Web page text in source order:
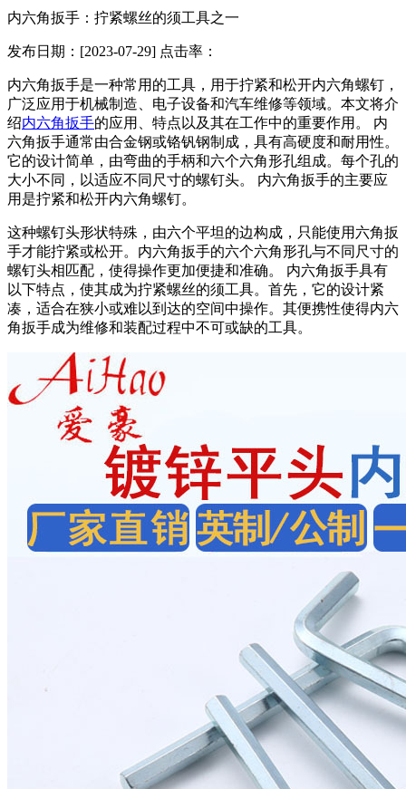
内六角扳手：拧紧螺丝的须工具之一
发布日期：[2023-07-29] 点击率：
内六角扳手是一种常用的工具，用于拧紧和松开内六角螺钉，
广泛应用于机械制造、电子设备和汽车维修等领域。本文将介
绍内六角扳手的应用、特点以及其在工作中的重要作用。 内
六角扳手通常由合金钢或铬钒钢制成，具有高硬度和耐用性。
它的设计简单，由弯曲的手柄和六个六角形孔组成。每个孔的
大小不同，以适应不同尺寸的螺钉头。 内六角扳手的主要应
用是拧紧和松开内六角螺钉。
这种螺钉头形状特殊，由六个平坦的边构成，只能使用六角扳
手才能拧紧或松开。内六角扳手的六个六角形孔与不同尺寸的
螺钉头相匹配，使得操作更加便捷和准确。 内六角扳手具有
以下特点，使其成为拧紧螺丝的须工具。首先，它的设计紧
凑，适合在狭小或难以到达的空间中操作。其便携性使得内六
角扳手成为维修和装配过程中不可或缺的工具。